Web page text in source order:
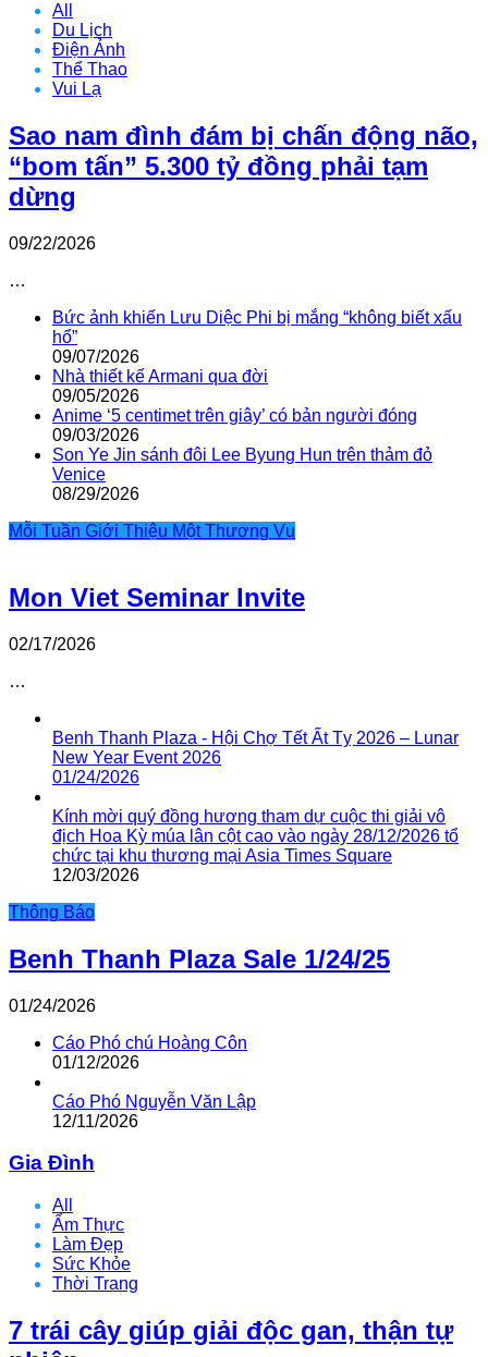
All
Du Lịch
Điện Ảnh
Thể Thao
Vui Lạ
Sao nam đình đám bị chấn động não,
“bom tấn” 5.300 tỷ đồng phải tạm
dừng
09/22/2026
…
Bức ảnh khiến Lưu Diệc Phi bị mắng “không biết xấu
hổ”
09/07/2026
Nhà thiết kế Armani qua đời
09/05/2026
Anime ‘5 centimet trên giây’ có bản người đóng
09/03/2026
Son Ye Jin sánh đôi Lee Byung Hun trên thảm đỏ
Venice
08/29/2026
Mỗi Tuần Giới Thiệu Một Thương Vụ
Mon Viet Seminar Invite
02/17/2026
…
Benh Thanh Plaza - Hội Chợ Tết Ất Tỵ 2026 – Lunar
New Year Event 2026
01/24/2026
Kính mời quý đồng hương tham dự cuộc thi giải vô
địch Hoa Kỳ múa lân cột cao vào ngày 28/12/2026 tổ
chức tại khu thương mại Asia Times Square
12/03/2026
Thông Báo
Benh Thanh Plaza Sale 1/24/25
01/24/2026
Cáo Phó chú Hoàng Côn
01/12/2026
Cáo Phó Nguyễn Văn Lập
12/11/2026
Gia Đình
All
Ẩm Thực
Làm Đẹp
Sức Khỏe
Thời Trang
7 trái cây giúp giải độc gan, thận tự